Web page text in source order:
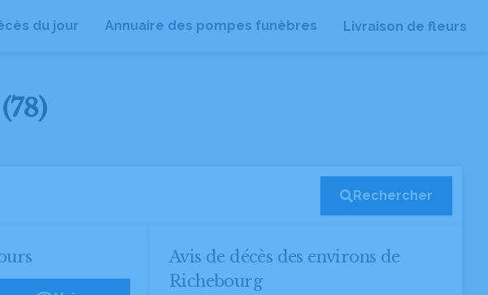
du jour Annuaire des pompes funèbres Livraison de fleurs
Rechercher
Avis de décès des environs de
Richebourg